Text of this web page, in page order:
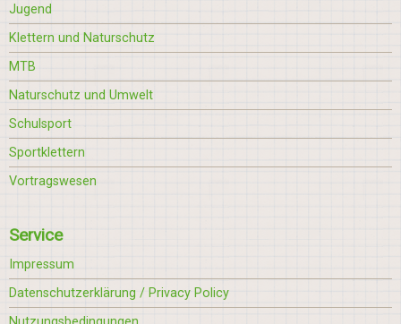
Jugend
Klettern und Naturschutz
MTB
Naturschutz und Umwelt
Schulsport
Sportklettern
Vortragswesen
Service
Impressum
Datenschutzerklärung / Privacy Policy